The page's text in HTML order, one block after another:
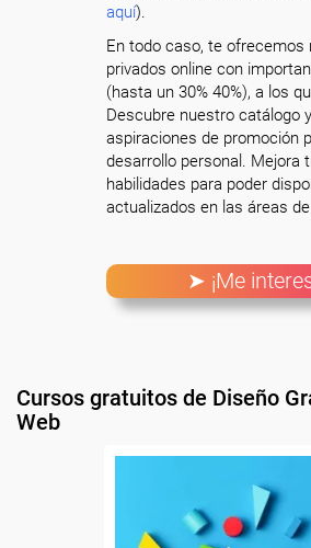
aquí).
En todo caso, te ofrecemos
privados online con
(hasta un 30% 40%), a los
Descubre nuestro catálogo
aspiraciones de promoción
desarrollo personal. Mejora
habilidades para poder
actualizados en las áreas
➤ ¡Me
Cursos gratuitos de Diseño
Web